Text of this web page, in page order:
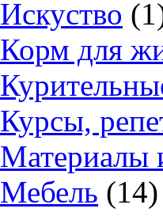
Искуство
Корм для
Курсы,
Материалы
Мебель (14)